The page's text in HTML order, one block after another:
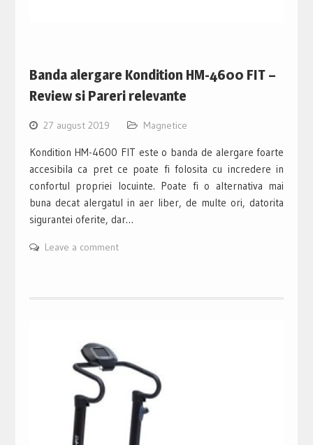
Banda alergare Kondition HM-4600 FIT –
Review si Pareri relevante
27 august 2019 Magnetice
Kondition HM-4600 FIT este o banda de alergare foarte
accesibila ca pret ce poate fi folosita cu incredere in
confortul propriei locuinte. Poate fi o alternativa mai
buna decat alergatul in aer liber, de multe ori, datorita
sigurantei oferite, dar…
Leave a comment